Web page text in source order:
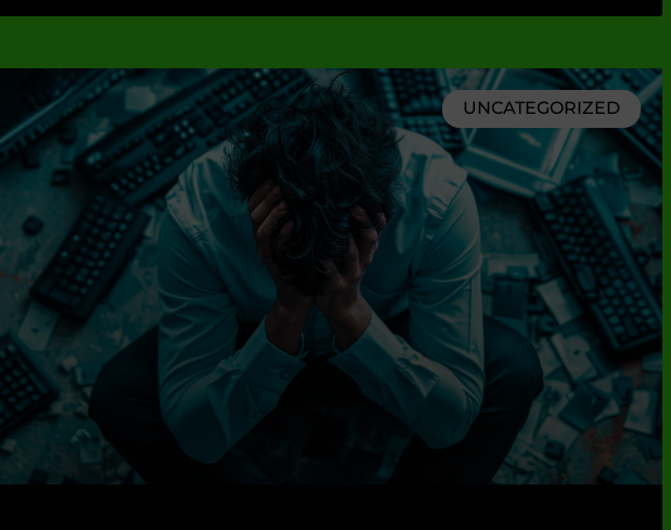
UNCATEGORIZED